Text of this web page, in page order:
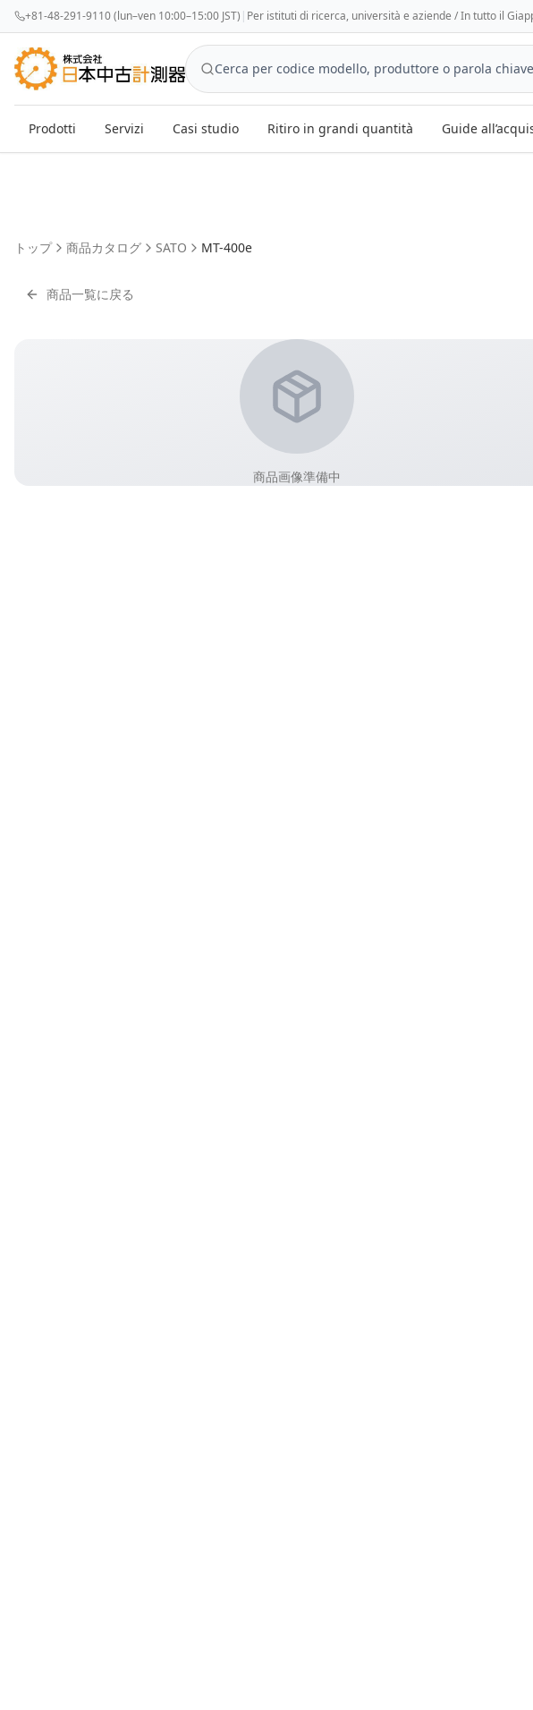
+81-48-291-9110 (lun–ven 10:00–15:00 JST) | Per istituti di ricerca, università e aziende / In tutto il
Prodotti Servizi Casi studio Ritiro in grandi quantità Guide
トップ 商品カタログ SATO MT-400e
商品一覧に戻る
商品画像準備中